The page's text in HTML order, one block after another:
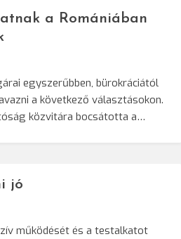
a Romániában
egyszerűbben, bürokráciától
a következő választásokon.
közvitára bocsátotta a…
jó
működését és a testalkatot